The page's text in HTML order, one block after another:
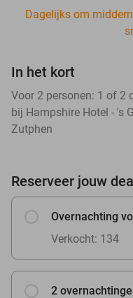
Dagelijks om
In het kort
Voor 2 personen: 1 of
bij Hampshire Hotel - 's
Zutphen
Reserveer jouw
Overnachting
Verkocht: 134
2